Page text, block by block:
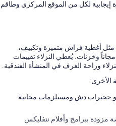
إيجابية لكل من الموقع المركزي وطاقم
1260 وسائل راحة مثل أغطية فراش متميزة وتكييف،
وخزنات. يُعطي النزلاء تقييمات
وراحة الغرف في المنشأة الفندقية.
الأخرى:
حجيرات دش ومستلزمات مجانية